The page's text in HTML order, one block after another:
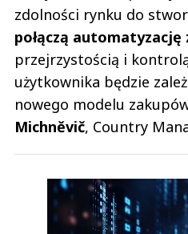
zdolności rynku do
połączą
przejrzystością i
użytkownika będzie
nowego modelu
Michněvič, Country